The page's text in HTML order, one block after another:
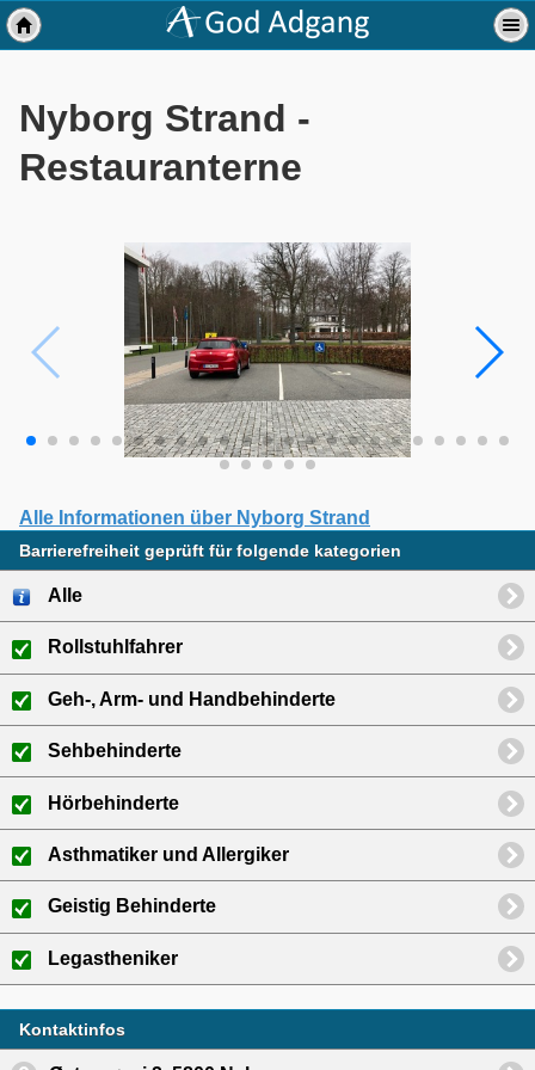
Nyborg Strand -
Restauranterne
Alle Informationen über Nyborg Strand
Barrierefreiheit geprüft für folgende kategorien
Alle
Rollstuhlfahrer
Geh-, Arm- und Handbehinderte
Sehbehinderte
Hörbehinderte
Asthmatiker und Allergiker
Geistig Behinderte
Legastheniker
Kontaktinfos